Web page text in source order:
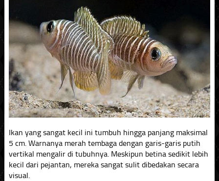
Ikan yang sangat kecil ini tumbuh hingga panjang maksimal
5 cm. Warnanya merah tembaga dengan garis-garis putih
vertikal mengalir di tubuhnya. Meskipun betina sedikit lebih
kecil dari pejantan, mereka sangat sulit dibedakan secara
visual.